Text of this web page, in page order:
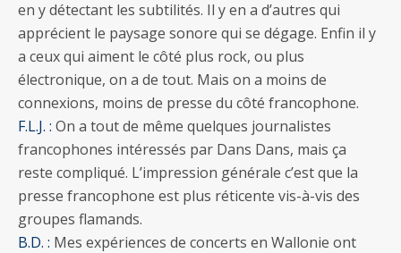
en y détectant les subtilités. Il y en a d’autres qui
apprécient le paysage sonore qui se dégage. Enfin il y
a ceux qui aiment le côté plus rock, ou plus
électronique, on a de tout. Mais on a moins de
connexions, moins de presse du côté francophone.
F.L.J. : On a tout de même quelques journalistes
francophones intéressés par Dans Dans, mais ça
reste compliqué. L’impression générale c’est que la
presse francophone est plus réticente vis-à-vis des
groupes flamands.
B.D. : Mes expériences de concerts en Wallonie ont